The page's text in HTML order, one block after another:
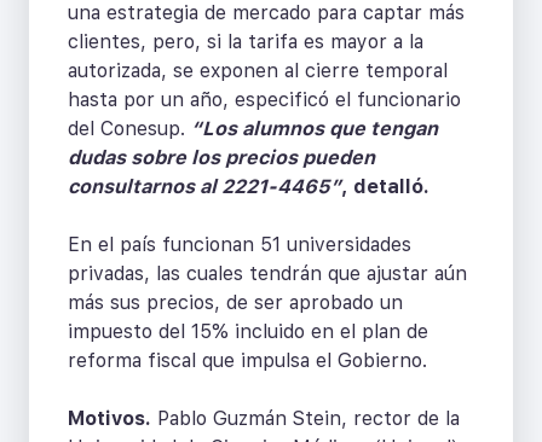
una estrategia de mercado para captar más
clientes, pero, si la tarifa es mayor a la
autorizada, se exponen al cierre temporal
hasta por un año, especificó el funcionario
del Conesup. “Los alumnos que tengan
dudas sobre los precios pueden
consultarnos al 2221-4465”, detalló.
En el país funcionan 51 universidades
privadas, las cuales tendrán que ajustar aún
más sus precios, de ser aprobado un
impuesto del 15% incluido en el plan de
reforma fiscal que impulsa el Gobierno.
Motivos. Pablo Guzmán Stein, rector de la